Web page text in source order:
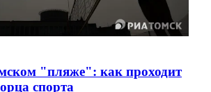
"пляже": как проходит
спорта